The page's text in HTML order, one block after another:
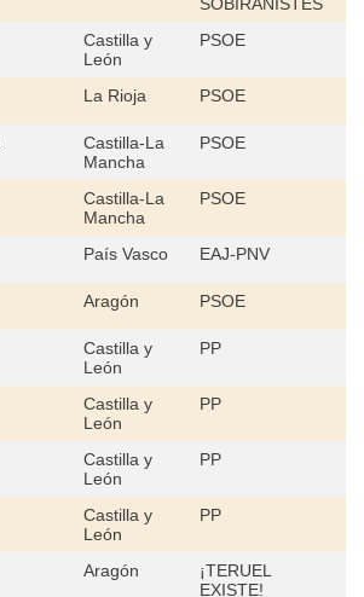
Castilla y
León
PSOE
La Rioja PSOE
Castilla-La
Mancha
PSOE
Castilla-La
Mancha
PSOE
País Vasco EAJ-PNV
Aragón PSOE
Castilla y
León
PP
Castilla y
León
PP
Castilla y
León
PP
Castilla y
León
PP
Aragón
¡TERUEL
EXISTE!